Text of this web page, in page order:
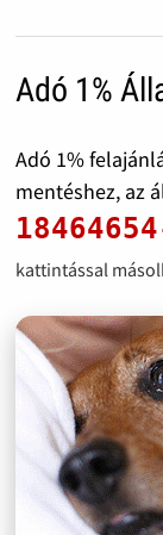
Adó 1%
Adó 1%
mentéshez, az
kattintással